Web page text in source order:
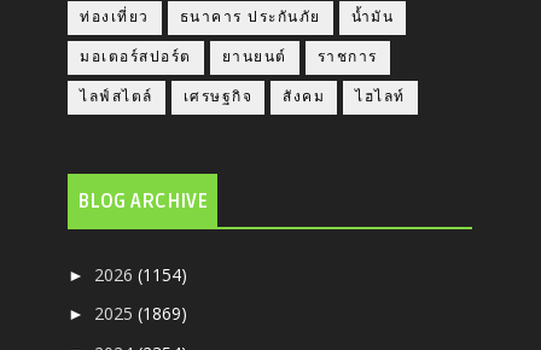
ท่องเที่ยว ธนาคาร ประกันภัย น้ำมัน
มอเตอร์สปอร์ต ยานยนต์ ราชการ
ไลฟ์สไตล์ เศรษฐกิจ สังคม ไฮไลท์
BLOG ARCHIVE
► 2026(1154)
► 2025(1869)